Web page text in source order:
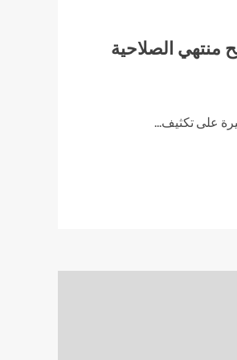
منتهي الصلاحية
على تكثيف...